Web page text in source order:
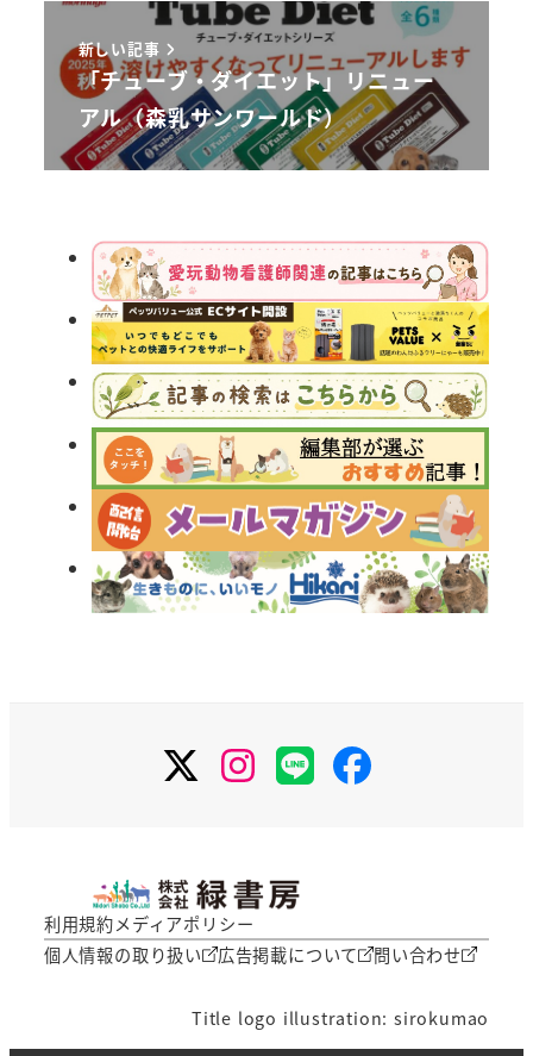
新しい記事
「チューブ・ダイエット」リニュー
アル（森乳サンワールド）
Instagram
LINE Facebook
利用規約メディアポリシー
個人情報の取り扱い
広告掲載について 問い合わせ
Title logo illustration: sirokumao